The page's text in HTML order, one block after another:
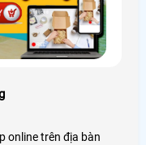
online trên địa bàn